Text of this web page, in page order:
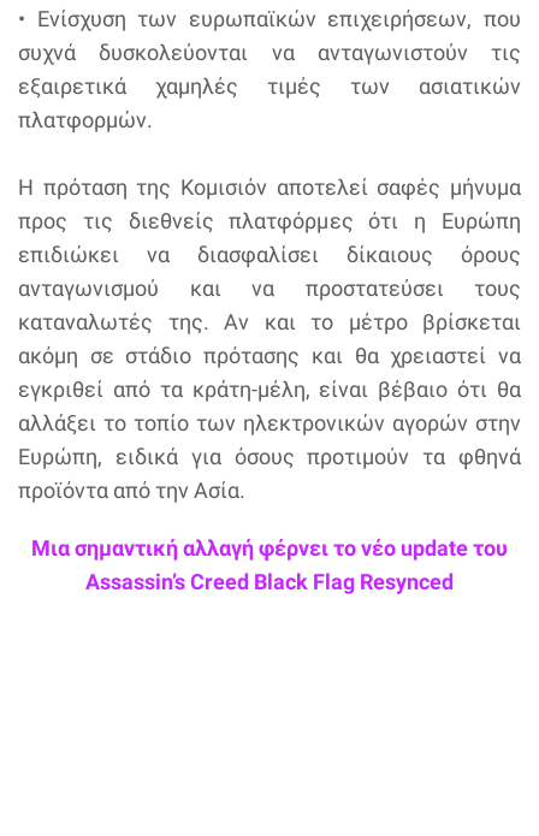
• Ενίσχυση των ευρωπαϊκών επιχειρήσεων, που
συχνά δυσκολεύονται να ανταγωνιστούν τις
εξαιρετικά χαμηλές τιμές των ασιατικών
πλατφορμών.
Η πρόταση της Κομισιόν αποτελεί σαφές μήνυμα
προς τις διεθνείς πλατφόρμες ότι η Ευρώπη
επιδιώκει να διασφαλίσει δίκαιους όρους
ανταγωνισμού και να προστατεύσει τους
καταναλωτές της. Αν και το μέτρο βρίσκεται
ακόμη σε στάδιο πρότασης και θα χρειαστεί να
εγκριθεί από τα κράτη-μέλη, είναι βέβαιο ότι θα
αλλάξει το τοπίο των ηλεκτρονικών αγορών στην
Ευρώπη, ειδικά για όσους προτιμούν τα φθηνά
προϊόντα από την Ασία.
Μια σημαντική αλλαγή φέρνει το νέο update του
Assassin’s Creed Black Flag Resynced